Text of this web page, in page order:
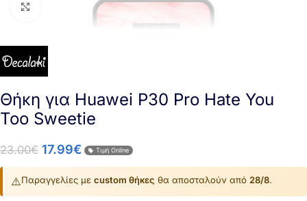
Click to enlarge
Θήκη για Huawei P30 Pro Hate You
Too Sweetie
23.00€ 17.99€ Τιμή Online
⚠️Παραγγελίες με custom θήκες θα αποσταλούν από 28/8.